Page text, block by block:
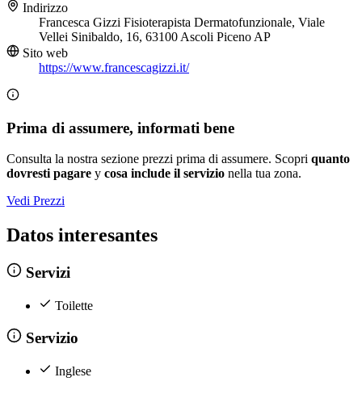
Indirizzo
Francesca Gizzi Fisioterapista Dermatofunzionale, Viale
Vellei Sinibaldo, 16, 63100 Ascoli Piceno AP
Sito web
https://www.francescagizzi.it/
Prima di assumere, informati bene
Consulta la nostra sezione prezzi prima di assumere. Scopri quanto
dovresti pagare y cosa include il servizio nella tua zona.
Vedi Prezzi
Datos interesantes
Servizi
Toilette
Servizio
Inglese